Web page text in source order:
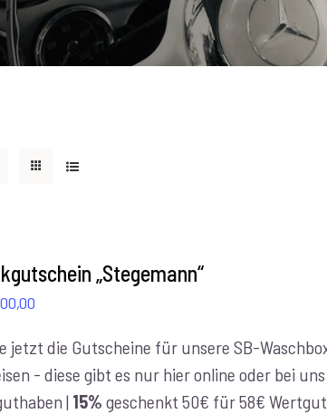
„Stegemann“
bis
€100,00
jetzt die Gutscheine für unsere SB-
- diese gibt es nur hier online oder bei
| 15% geschenkt 50€ für 58€